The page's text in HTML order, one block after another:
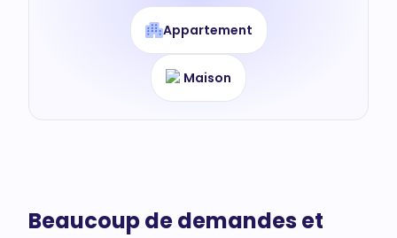
Appartement
Maison
Beaucoup de demandes et